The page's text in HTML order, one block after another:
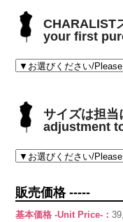
CHARALIST
your first
サイズは担
adjustment
販売価格 -----
基本価格 -Unit Price-：